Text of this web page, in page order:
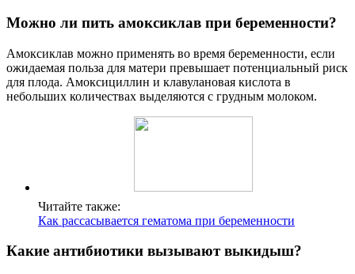
Можно ли пить амоксиклав при беременности?
Амоксиклав можно применять во время беременности, если
ожидаемая польза для матери превышает потенциальный риск
для плода. Амоксициллин и клавулановая кислота в
небольших количествах выделяются с грудным молоком.
Читайте также:
Как рассасывается гематома при беременности
Какие антибиотики вызывают выкидыш?